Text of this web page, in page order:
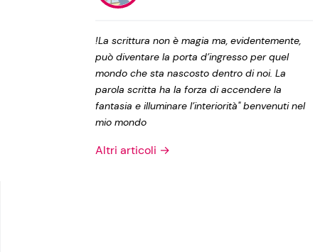
Privacy Policy
!La scrittura non è magia ma, evidentemente,
può diventare la porta d’ingresso per quel
mondo che sta nascosto dentro di noi. La
parola scritta ha la forza di accendere la
fantasia e illuminare l’interiorità" benvenuti nel
mio mondo
Altri articoli →